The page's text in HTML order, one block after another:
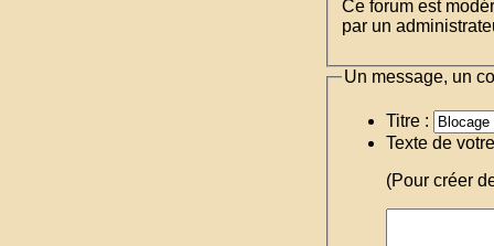
Ce forum est
par un
Un message, un
Titre :
Texte de
(Pour créer